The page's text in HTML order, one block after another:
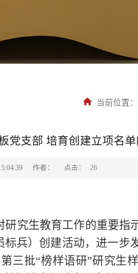
当前位置：
党支部 培育创建立项名
作者： 点击： 26
究生教育工作的重要指
兵）创建活动，进一步
三批“榜样语研”研究生